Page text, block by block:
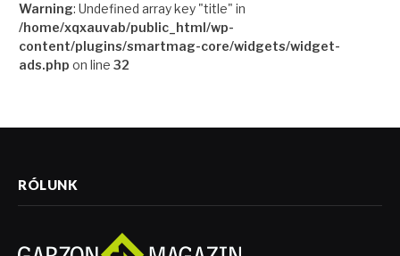
Warning: Undefined array key "title" in
/home/xqxauvab/public_html/wp-
content/plugins/smartmag-core/widgets/widget-
ads.php on line 32
RÓLUNK